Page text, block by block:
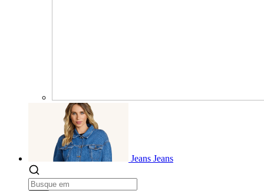
Jeans Jeans